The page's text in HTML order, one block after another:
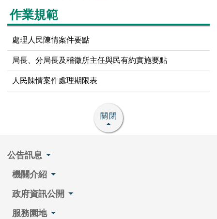
作業規範
處理人民陳情案件要點
局長、分局長及稽徵所主任與民有約實施要點
人民陳情案件處理期限表
關閉
公告訊息
機關介紹
政府資訊公開
服務園地